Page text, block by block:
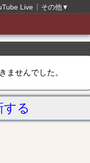
Live その他▼
ませんでした。
る